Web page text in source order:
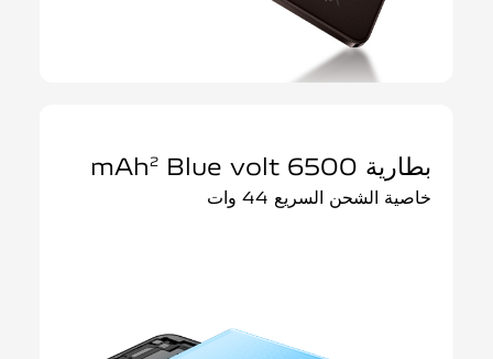
بطارية 6500 mAh 2 Blue volt
خاصية الشحن السريع 44 وات